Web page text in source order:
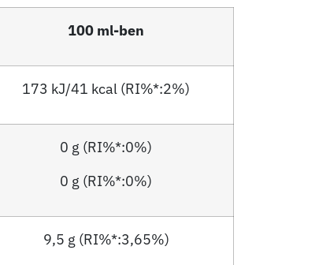
100 ml-ben
173 kJ/41 kcal (RI%*:2%)
0 g (RI%*:0%)
0 g (RI%*:0%)
9,5 g (RI%*:3,65%)